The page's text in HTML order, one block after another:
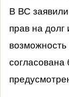
В ВС
прав на
согласована